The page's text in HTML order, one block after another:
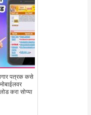
पत्रक कसे
करा सोप्या